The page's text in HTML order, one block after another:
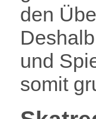
den
und
somit